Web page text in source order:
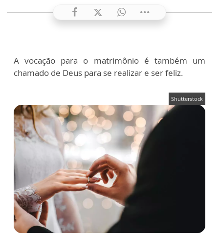
A vocação para o matrimônio é também um
chamado de Deus para se realizar e ser feliz.
Shutterstock